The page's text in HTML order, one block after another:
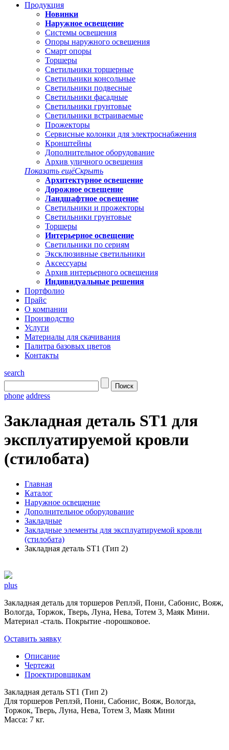
Продукция
Новинки
Наружное освещение
Системы освещения
Опоры наружного освещения
Смарт опоры
Торшеры
Светильники торшерные
Светильники консольные
Светильники подвесные
Светильники фасадные
Светильники грунтовые
Светильники встраиваемые
Прожекторы
Сервисные колонки для электроснабжения
Кронштейны
Дополнительное оборудование
Архив уличного освещения
Показать ещёСкрыть
Архитектурное освещение
Дорожное освещение
Ландшафтное освещение
Светильники и прожекторы
Светильники грунтовые
Торшеры
Интерьерное освещение
Светильники по сериям
Эксклюзивные светильники
Аксессуары
Архив интерьерного освещения
Индивидуальные решения
Портфолио
Прайс
О компании
Производство
Услуги
Материалы для скачивания
Палитра базовых цветов
Контакты
search
phone address
Закладная деталь ST1 для
эксплуатируемой кровли
(стилобата)
Главная
Каталог
Наружное освещение
Дополнительное оборудование
Закладные
Закладные элементы для эксплуатируемой кровли
(стилобата)
Закладная деталь ST1 (Тип 2)
plus
Закладная деталь для торшеров Реплэй, Пони, Сабонис, Вояж,
Вологда, Торжок, Тверь, Луна, Нева, Тотем 3, Маяк Мини.
Материал -сталь. Покрытие -порошковое.
Оставить заявку
Описание
Чертежи
Проектировщикам
Закладная деталь ST1 (Тип 2)
Для торшеров Реплэй, Пони, Сабонис, Вояж, Вологда,
Торжок, Тверь, Луна, Нева, Тотем 3, Маяк Мини
Масса: 7 кг.